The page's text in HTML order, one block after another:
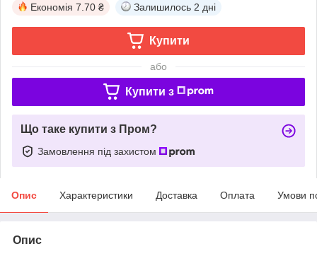
Економія 7.70 ₴ Залишилось 2 дні
Купити
або
Купити з
Що таке купити з Пром?
Замовлення під захистом
Опис Характеристики Доставка Оплата Умови
Опис